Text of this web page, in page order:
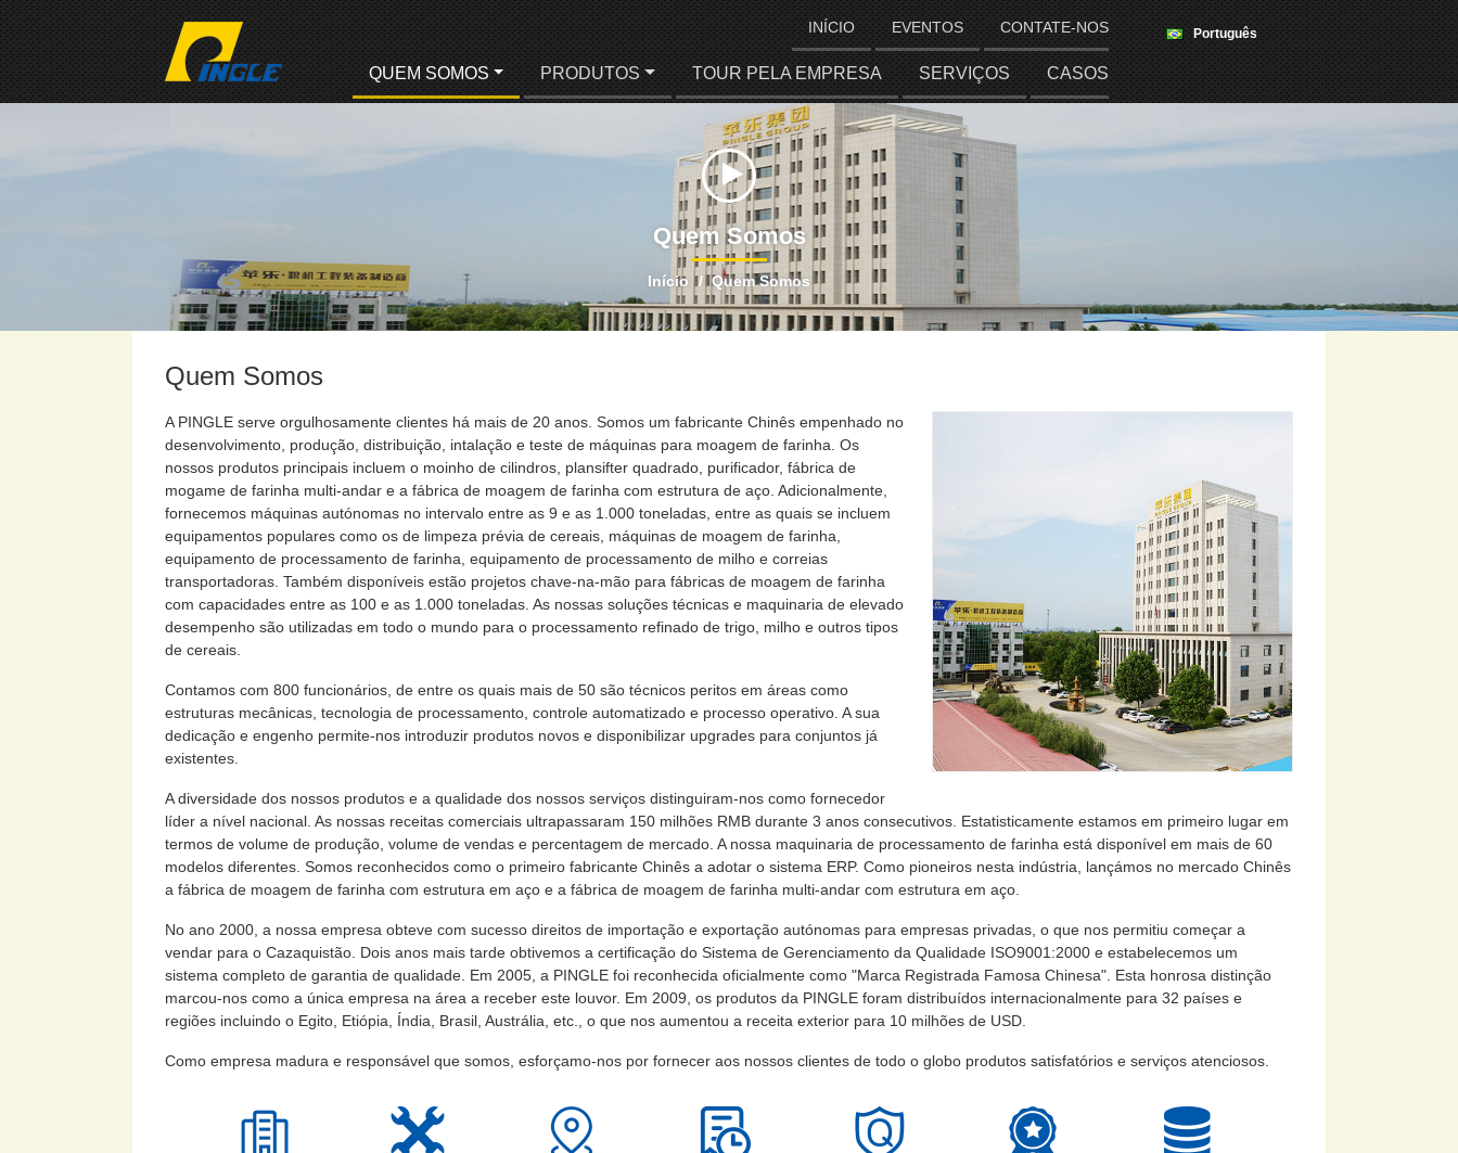
Português
INÍCIO EVENTOS CONTATE-NOS
QUEM SOMOS PRODUTOS TOUR PELA EMPRESA SERVIÇOS CASOS
Quem Somos
Início Quem Somos
Quem Somos
A PINGLE serve orgulhosamente clientes há mais de 20 anos. Somos um fabricante Chinês empenhado no
desenvolvimento, produção, distribuição, intalação e teste de máquinas para moagem de farinha. Os
nossos produtos principais incluem o moinho de cilindros, plansifter quadrado, purificador, fábrica de
mogame de farinha multi-andar e a fábrica de moagem de farinha com estrutura de aço. Adicionalmente,
fornecemos máquinas autónomas no intervalo entre as 9 e as 1.000 toneladas, entre as quais se incluem
equipamentos populares como os de limpeza prévia de cereais, máquinas de moagem de farinha,
equipamento de processamento de farinha, equipamento de processamento de milho e correias
transportadoras. Também disponíveis estão projetos chave-na-mão para fábricas de moagem de farinha
com capacidades entre as 100 e as 1.000 toneladas. As nossas soluções técnicas e maquinaria de elevado
desempenho são utilizadas em todo o mundo para o processamento refinado de trigo, milho e outros tipos
de cereais.
Contamos com 800 funcionários, de entre os quais mais de 50 são técnicos peritos em áreas como
estruturas mecânicas, tecnologia de processamento, controle automatizado e processo operativo. A sua
dedicação e engenho permite-nos introduzir produtos novos e disponibilizar upgrades para conjuntos já
existentes.
A diversidade dos nossos produtos e a qualidade dos nossos serviços distinguiram-nos como fornecedor
líder a nível nacional. As nossas receitas comerciais ultrapassaram 150 milhões RMB durante 3 anos consecutivos. Estatisticamente estamos em primeiro lugar em
termos de volume de produção, volume de vendas e percentagem de mercado. A nossa maquinaria de processamento de farinha está disponível em mais de 60
modelos diferentes. Somos reconhecidos como o primeiro fabricante Chinês a adotar o sistema ERP. Como pioneiros nesta indústria, lançámos no mercado Chinês
a fábrica de moagem de farinha com estrutura em aço e a fábrica de moagem de farinha multi-andar com estrutura em aço.
No ano 2000, a nossa empresa obteve com sucesso direitos de importação e exportação autónomas para empresas privadas, o que nos permitiu começar a
vendar para o Cazaquistão. Dois anos mais tarde obtivemos a certificação do Sistema de Gerenciamento da Qualidade ISO9001:2000 e estabelecemos um
sistema completo de garantia de qualidade. Em 2005, a PINGLE foi reconhecida oficialmente como "Marca Registrada Famosa Chinesa". Esta honrosa distinção
marcou-nos como a única empresa na área a receber este louvor. Em 2009, os produtos da PINGLE foram distribuídos internacionalmente para 32 países e
regiões incluindo o Egito, Etiópia, Índia, Brasil, Austrália, etc., o que nos aumentou a receita exterior para 10 milhões de USD.
Como empresa madura e responsável que somos, esforçamo-nos por fornecer aos nossos clientes de todo o globo produtos satisfatórios e serviços atenciosos.